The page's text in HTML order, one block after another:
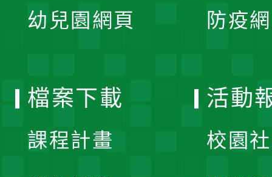
幼兒園網頁 防疫
檔案下載
課程計畫
活動
校園